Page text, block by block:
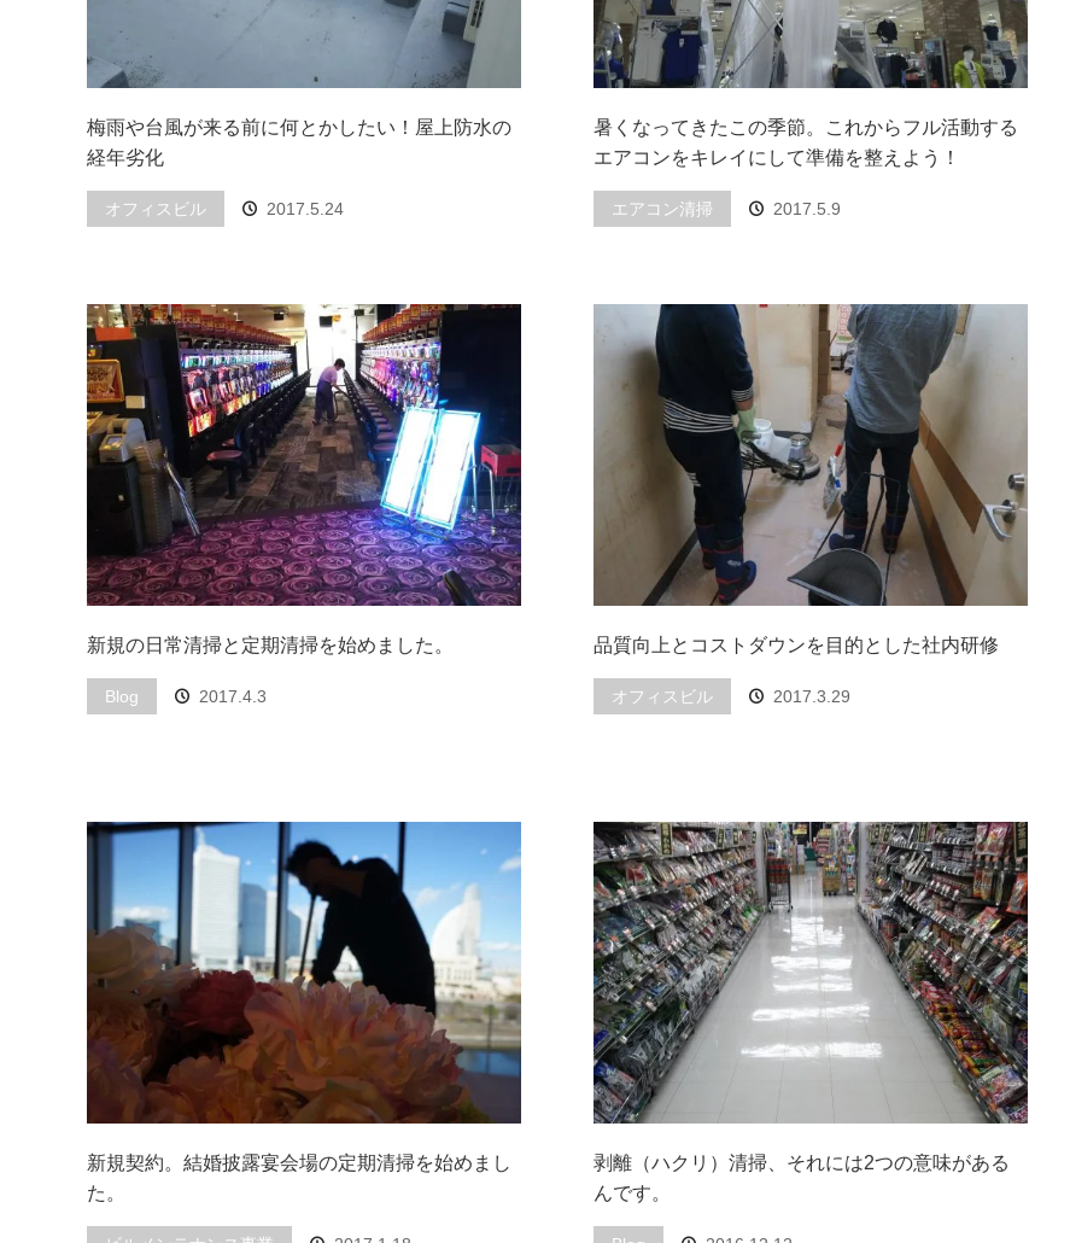
梅雨や台風が来る前に何とかしたい！屋上防水の
経年劣化
オフィスビル 2017.5.24
暑くなってきたこの季節。これからフル活動する
エアコンをキレイにして準備を整えよう！
エアコン清掃 2017.5.9
新規の日常清掃と定期清掃を始めました。
Blog 2017.4.3
品質向上とコストダウンを目的とした社内研修
オフィスビル 2017.3.29
新規契約。結婚披露宴会場の定期清掃を始めまし
た。
剥離（ハクリ）清掃、それには2つの意味がある
んです。